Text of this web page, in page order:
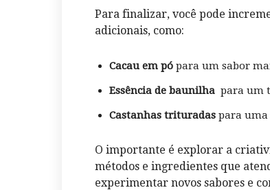
Para finalizar, você pode
adicionais, como:
Cacau em pó ​para um sabor
Essência de baunilha
para um
Castanhas trituradas ‌para uma
O ⁣importante é explorar a
métodos e ingredientes que
experimentar novos sabores e